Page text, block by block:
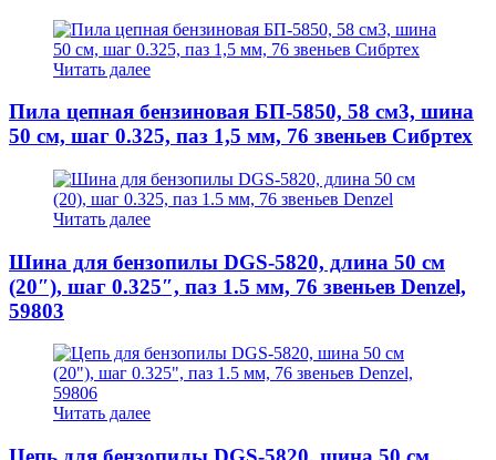
Читать далее
Пила цепная бензиновая БП-5850, 58 см3, шина
50 см, шаг 0.325, паз 1,5 мм, 76 звеньев Сибртех
Читать далее
Шина для бензопилы DGS-5820, длина 50 см
(20″), шаг 0.325″, паз 1.5 мм, 76 звеньев Denzel,
59803
Читать далее